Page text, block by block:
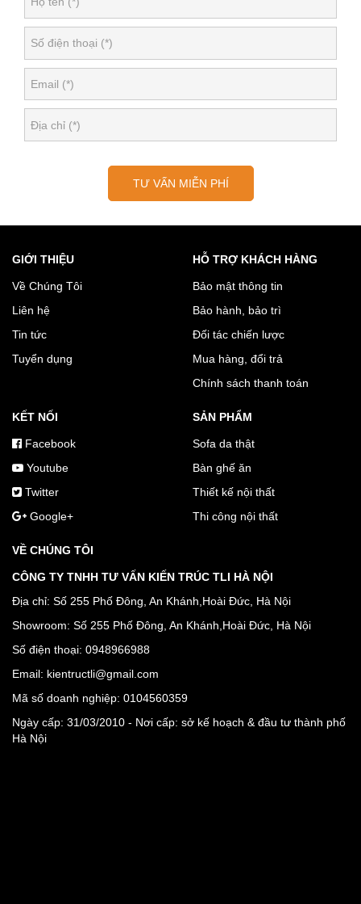
TƯ VẤN MIỄN PHÍ
GIỚI THIỆU
Về Chúng Tôi
Liên hệ
Tin tức
Tuyển dụng
HỖ TRỢ KHÁCH HÀNG
Bảo mật thông tin
Bảo hành, bảo trì
Đối tác chiến lược
Mua hàng, đổi trả
Chính sách thanh toán
KẾT NỐI
Facebook
Youtube
Twitter
Google+
SẢN PHẨM
Sofa da thật
Bàn ghế ăn
Thiết kế nội thất
Thi công nội thất
VỀ CHÚNG TÔI
CÔNG TY TNHH TƯ VẤN KIẾN TRÚC TLI HÀ NỘI
Địa chỉ: Số 255 Phố Đông, An Khánh,Hoài Đức, Hà Nội
Showroom: Số 255 Phố Đông, An Khánh,Hoài Đức, Hà Nội
Số điện thoại: 0948966988
Email: kientructli@gmail.com
Mã số doanh nghiệp: 0104560359
Ngày cấp: 31/03/2010 - Nơi cấp: sở kế hoạch & đầu tư thành phố
Hà Nội